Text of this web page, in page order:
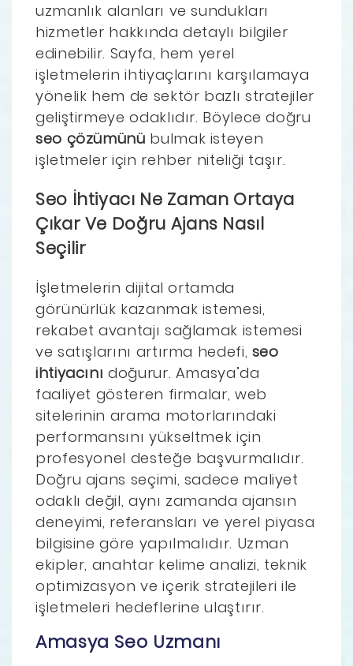
uzmanlık alanları ve sundukları
hizmetler hakkında detaylı bilgiler
edinebilir. Sayfa, hem yerel
işletmelerin ihtiyaçlarını karşılamaya
yönelik hem de sektör bazlı stratejiler
geliştirmeye odaklıdır. Böylece doğru
seo çözümünü bulmak isteyen
işletmeler için rehber niteliği taşır.
Seo İhtiyacı Ne Zaman Ortaya
Çıkar Ve Doğru Ajans Nasıl
Seçilir
İşletmelerin dijital ortamda
görünürlük kazanmak istemesi,
rekabet avantajı sağlamak istemesi
ve satışlarını artırma hedefi, seo
ihtiyacını doğurur. Amasya’da
faaliyet gösteren firmalar, web
sitelerinin arama motorlarındaki
performansını yükseltmek için
profesyonel desteğe başvurmalıdır.
Doğru ajans seçimi, sadece maliyet
odaklı değil, aynı zamanda ajansın
deneyimi, referansları ve yerel piyasa
bilgisine göre yapılmalıdır. Uzman
ekipler, anahtar kelime analizi, teknik
optimizasyon ve içerik stratejileri ile
işletmeleri hedeflerine ulaştırır.
Amasya Seo Uzmanı